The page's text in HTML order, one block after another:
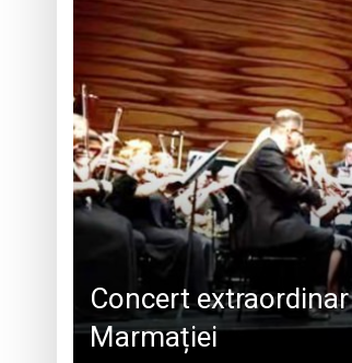
„CÂNTECELE MUNȚILOR” DE LA SIBIU
Concert
Marmației